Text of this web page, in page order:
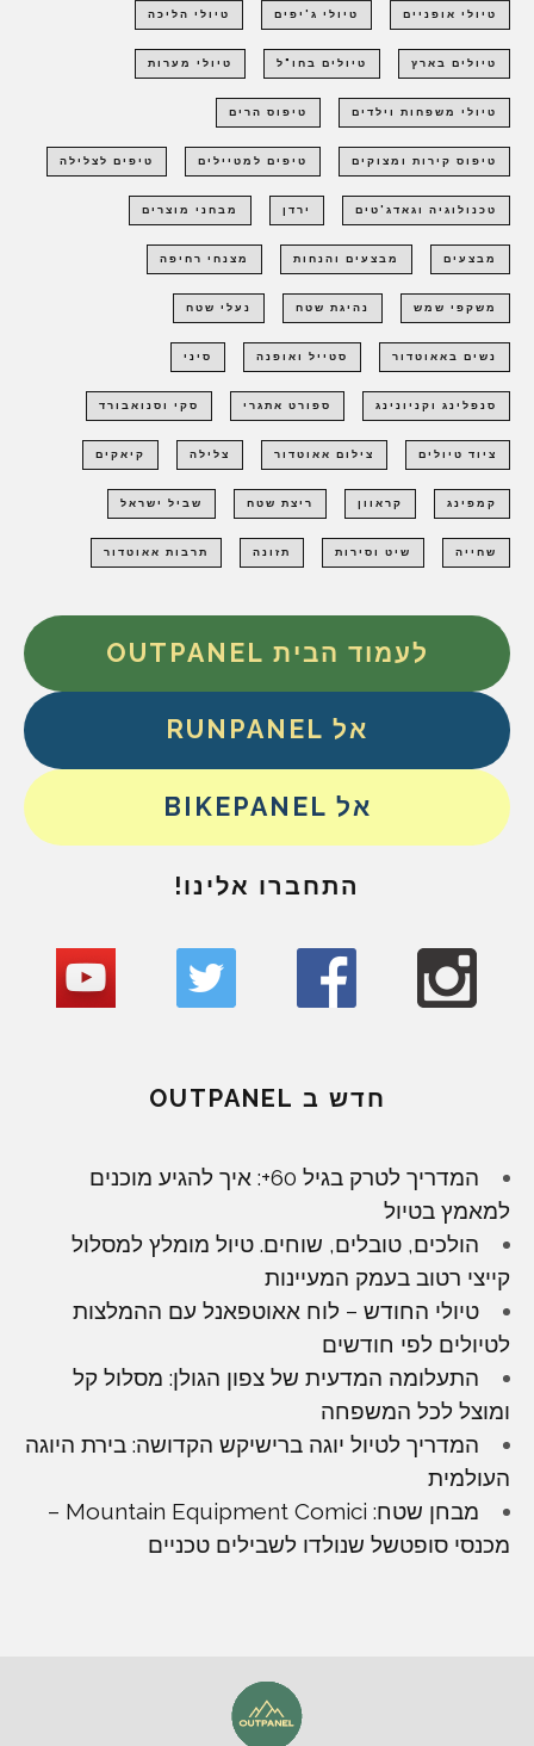
טיולי אופניים טיולי ג'יפים טיולי הליכה
טיולים בארץ טיולים בחו"ל טיולי מערות
טיולי משפחות וילדים טיפוס הרים
טיפוס קירות ומצוקים טיפים למטיילים טיפים לצלילה
טכנולוגיה וגאדג'טים ירדן מבחני מוצרים
מבצעים מבצעים והנחות מצנחי רחיפה
משקפי שמש נהיגת שטח נעלי שטח
נשים באאוטדור סטייל ואופנה סיני
סנפלינג וקניונינג ספורט אתגרי סקי וסנואבורד
ציוד טיולים צילום אאוטדור צלילה קיאקים
קמפינג קראוון ריצת שטח שביל ישראל
שחייה שיט וסירות תזונה תרבות אאוטדור
לעמוד הבית OUTPANEL
אל RUNPANEL
אל BIKEPANEL
התחברו אלינו!
חדש ב OUTPANEL
המדריך לטרק בגיל 60+: איך להגיע מוכנים
למאמץ בטיול
הולכים, טובלים, שוחים. טיול מומלץ למסלול
קייצי רטוב בעמק המעיינות
טיולי החודש – לוח אאוטפאנל עם ההמלצות
לטיולים לפי חודשים
התעלומה המדעית של צפון הגולן: מסלול קל
ומוצל לכל המשפחה
המדריך לטיול יוגה ברישיקש הקדושה: בירת היוגה
העולמית
מבחן שטח: Mountain Equipment Comici –
מכנסי סופטשל שנולדו לשבילים טכניים